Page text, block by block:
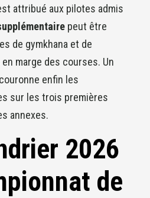
attribué aux pilotes admis
peut être
de gymkhana et de
marge des courses. Un
couronne enfin les
sur les trois premières
annexes.
2026
de